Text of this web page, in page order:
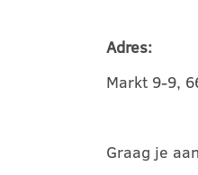
Adres:
Markt 9-9,
Graag je